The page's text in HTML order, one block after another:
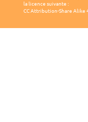
la licence suivante :
CC Attribution-Share Alike